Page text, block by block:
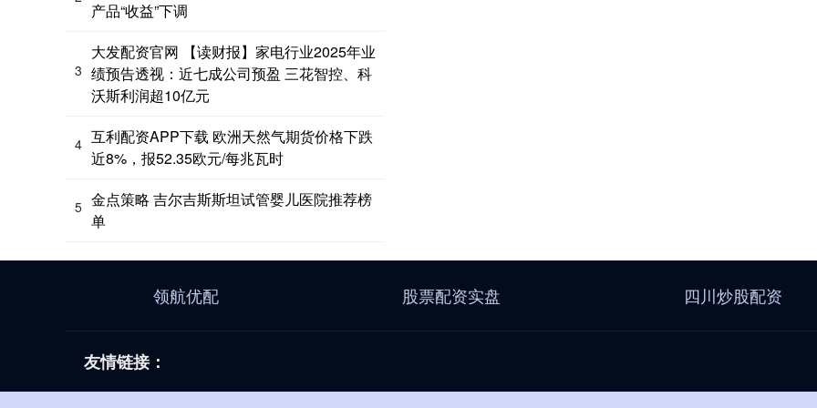
产品“收益”下调
3
大发配资官网 【读财报】家电行业2025年业
绩预告透视：近七成公司预盈 三花智控、科
沃斯利润超10亿元
4 互利配资APP下载 欧洲天然气期货价格下跌
近8%，报52.35欧元/每兆瓦时
5 金点策略 吉尔吉斯斯坦试管婴儿医院推荐榜
单
领航优配 股票配资实盘 四川炒股配资
友情链接：